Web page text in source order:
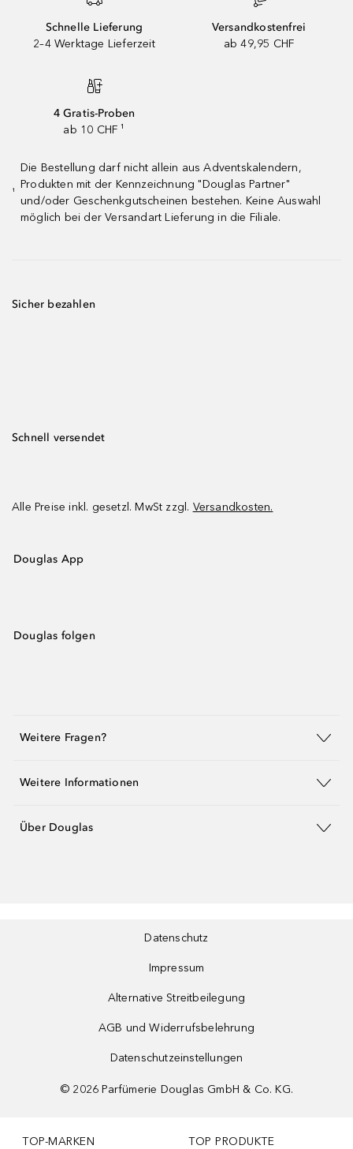
Schnelle Lieferung
2–4 Werktage Lieferzeit
Versandkostenfrei
ab 49,95 CHF
4 Gratis-Proben
ab 10 CHF ¹
¹
Die Bestellung darf nicht allein aus Adventskalendern,
Produkten mit der Kennzeichnung "Douglas Partner"
und/oder Geschenkgutscheinen bestehen. Keine Auswahl
möglich bei der Versandart Lieferung in die Filiale.
Sicher bezahlen
Schnell versendet
Alle Preise inkl. gesetzl. MwSt zzgl. Versandkosten.
Douglas App
Douglas folgen
Weitere Fragen?
Weitere Informationen
Über Douglas
Datenschutz
Impressum
Alternative Streitbeilegung
AGB und Widerrufsbelehrung
Datenschutzeinstellungen
© 2026 Parfümerie Douglas GmbH & Co. KG.
TOP-MARKEN TOP PRODUKTE